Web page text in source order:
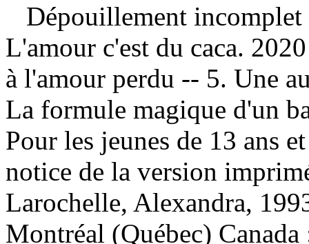
Dépouillement
L'amour c'est du caca.
à l'amour perdu -- 5. Une
La formule magique d'un
Pour les jeunes de 13 ans
notice de la version
Larochelle, Alexandra,
Montréal (Québec)